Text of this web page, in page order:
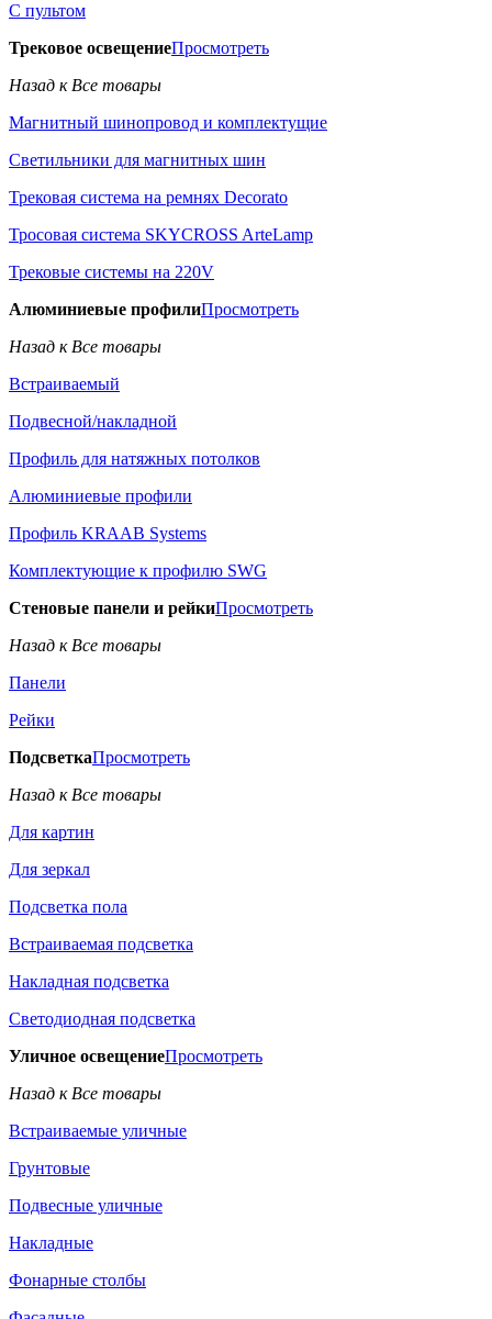
С пультом
Трековое освещениеПросмотреть
Назад к Все товары
Магнитный шинопровод и комплектущие
Светильники для магнитных шин
Трековая система на ремнях Decorato
Тросовая система SKYCROSS ArteLamp
Трековые системы на 220V
Алюминиевые профилиПросмотреть
Назад к Все товары
Встраиваемый
Подвесной/накладной
Профиль для натяжных потолков
Алюминиевые профили
Профиль KRAAB Systems
Комплектующие к профилю SWG
Стеновые панели и рейкиПросмотреть
Назад к Все товары
Панели
Рейки
ПодсветкаПросмотреть
Назад к Все товары
Для картин
Для зеркал
Подсветка пола
Встраиваемая подсветка
Накладная подсветка
Светодиодная подсветка
Уличное освещениеПросмотреть
Назад к Все товары
Встраиваемые уличные
Грунтовые
Подвесные уличные
Накладные
Фонарные столбы